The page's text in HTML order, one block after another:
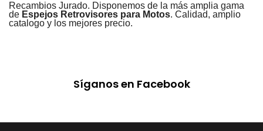
Recambios Jurado. Disponemos de la más amplia gama
de Espejos Retrovisores para Motos. Calidad, amplio
catalogo y los mejores precio.
Síganos en Facebook